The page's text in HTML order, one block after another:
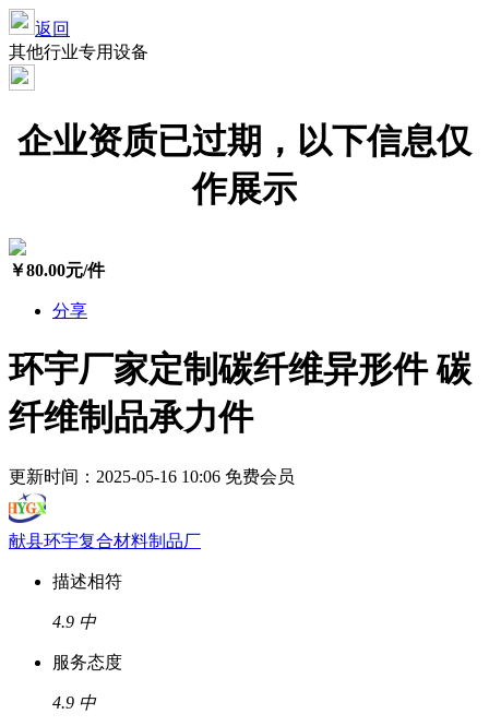
返回
其他行业专用设备
企业资质已过期，以下信息仅
作展示
￥80.00元/件
分享
环宇厂家定制碳纤维异形件 碳
纤维制品承力件
更新时间：2025-05-16 10:06 免费会员
献县环宇复合材料制品厂
描述相符
4.9 中
服务态度
4.9 中